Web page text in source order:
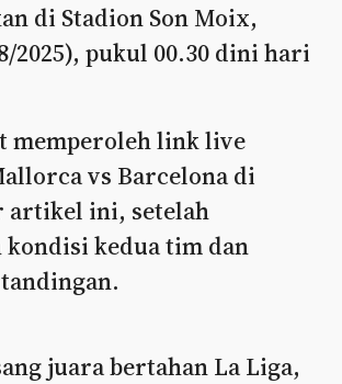
di Stadion Son Moix,
2025), pukul 00.30 dini hari
memperoleh link live
vs Barcelona di
artikel ini, setelah
kondisi kedua tim dan
juara bertahan La Liga,